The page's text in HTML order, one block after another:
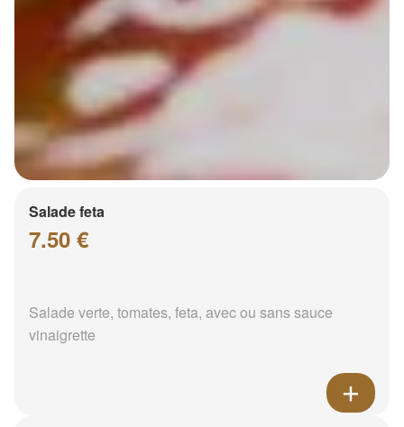
Salade feta
7.50 €
Salade verte, tomates, feta, avec ou sans sauce
vinaigrette